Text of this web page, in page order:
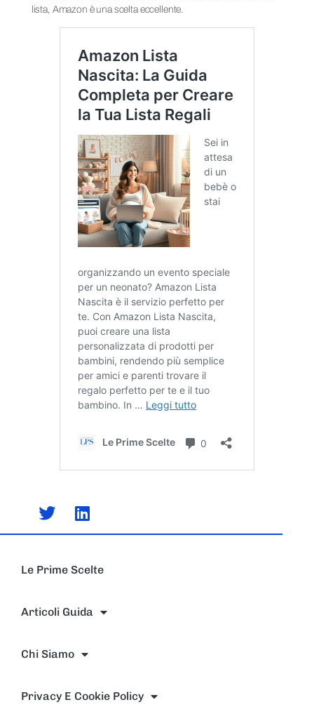
lista, Amazon è una scelta eccellente.
Le Prime Scelte
Articoli Guida
Chi Siamo
Privacy E Cookie Policy